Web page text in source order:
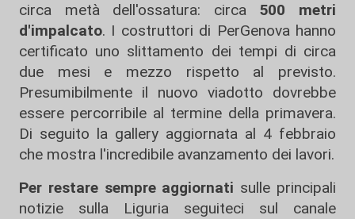
circa metà dell'ossatura: circa 500 metri
d'impalcato. I costruttori di PerGenova hanno
certificato uno slittamento dei tempi di circa
due mesi e mezzo rispetto al previsto.
Presumibilmente il nuovo viadotto dovrebbe
essere percorribile al termine della primavera.
Di seguito la gallery aggiornata al 4 febbraio
che mostra l'incredibile avanzamento dei lavori.
Per restare sempre aggiornati sulle principali
notizie sulla Liguria seguiteci sul canale